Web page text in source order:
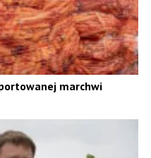
marchwi